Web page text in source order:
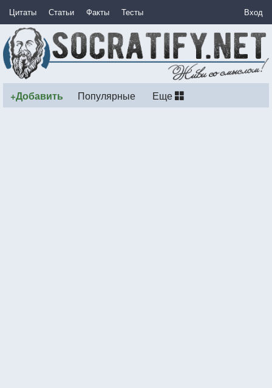
Цитаты Статьи Факты Тесты Вход
+Добавить Популярные Еще